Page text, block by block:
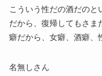
こういう性だの酒だのと
だから、復帰してもさま
癖だから、女癖、酒癖、
名無しさん